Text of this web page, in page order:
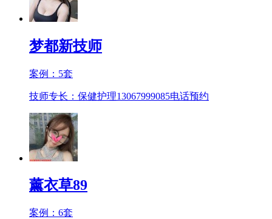
梦都新技师
案例： 5套
技师专长：保健护理13067999085电话预约
薰衣草89
案例： 6套